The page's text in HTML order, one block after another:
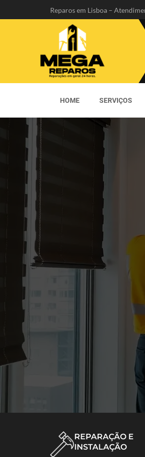
Reparos em Lisboa –
HOME SERVIÇOS
REPARAÇÃO E
INSTALAÇÃO